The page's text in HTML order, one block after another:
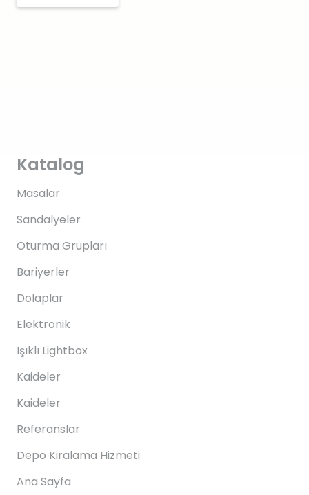
Katalog
Masalar
Sandalyeler
Oturma Grupları
Bariyerler
Dolaplar
Elektronik
Işıklı Lightbox
Kaideler
Kaideler
Referanslar
Depo Kiralama Hizmeti
Ana Sayfa